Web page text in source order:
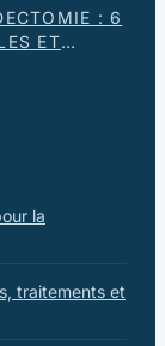
: 6
ET
la
traitements et